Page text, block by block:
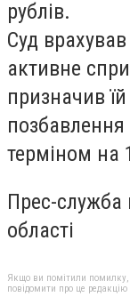
рублів.
Суд
активне
призначив
терміном на
Прес-служба
області
Якщо ви помітили помилку,
повідомити про це редакцію